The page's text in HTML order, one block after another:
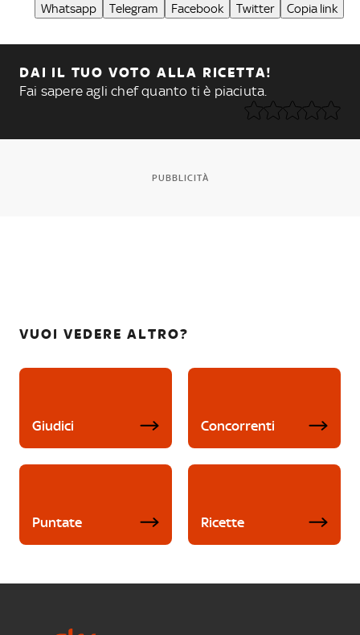
Whatsapp Telegram Facebook Twitter Copia link
DAI IL TUO VOTO ALLA RICETTA!
Fai sapere agli chef quanto ti è piaciuta.
PUBBLICITÀ
VUOI VEDERE ALTRO?
Giudici Concorrenti
Puntate Ricette